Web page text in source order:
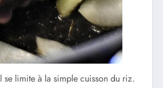
limite à la simple cuisson du riz.